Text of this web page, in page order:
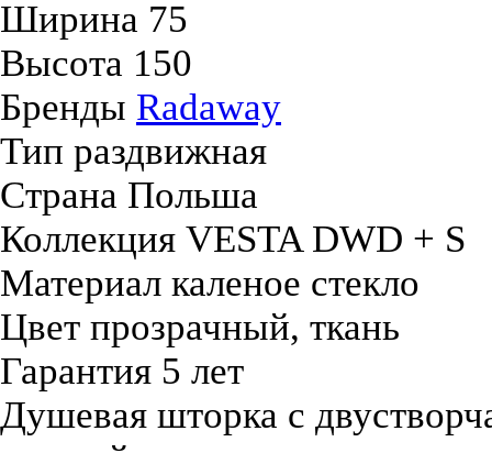
Ширина 75
Высота 150
Бренды Radaway
Тип раздвижная
Страна Польша
Коллекция VESTA DWD + S
Материал каленое стекло
Цвет прозрачный, ткань
Гарантия 5 лет
Душевая шторка с